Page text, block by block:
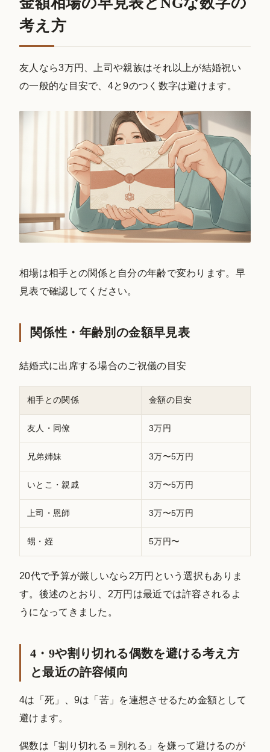
考え方
友人なら3万円、上司や親族はそれ以上が結婚祝い
の一般的な目安で、4と9のつく数字は避けます。
相場は相手との関係と自分の年齢で変わります。早
見表で確認してください。
関係性・年齢別の金額早見表
結婚式に出席する場合のご祝儀の目安
相手との関係 金額の目安
友人・同僚 3万円
兄弟姉妹 3万〜5万円
いとこ・親戚 3万〜5万円
上司・恩師 3万〜5万円
甥・姪 5万円〜
20代で予算が厳しいなら2万円という選択もありま
す。後述のとおり、2万円は最近では許容されるよ
うになってきました。
4・9や割り切れる偶数を避ける考え方
と最近の許容傾向
4は「死」、9は「苦」を連想させるため金額として
避けます。
偶数は「割り切れる＝別れる」を嫌って避けるのが